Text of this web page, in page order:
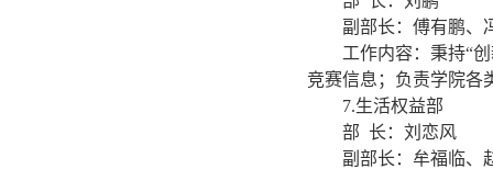
副部长：傅有鹏、
工作内容： 秉持“
竞赛信息；负责学院各
7.生活权益部
部 长：刘恋风
副部长：牟福临、